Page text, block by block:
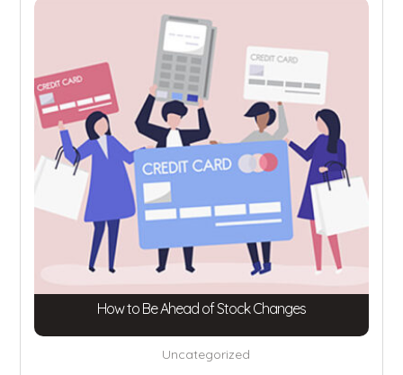
How to Be Ahead of Stock Changes
Uncategorized